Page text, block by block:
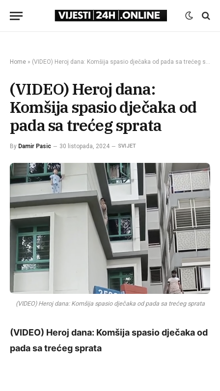
Home » (VIDEO) Heroj dana: Komšija spasio dječaka od pada sa trećeg sprata
(VIDEO) Heroj dana:
Komšija spasio dječaka od
pada sa trećeg sprata
By Damir Pasic 30 listopada, 2024 SVIJET
(VIDEO) Heroj dana: Komšija spasio dječaka od pada sa trećeg sprata
(VIDEO) Heroj dana: Komšija spasio dječaka od
pada sa trećeg sprata